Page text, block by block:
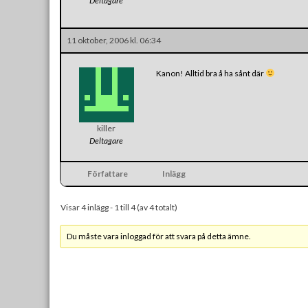
11 oktober, 2006 kl. 06:34
killer
Deltagare
Kanon! Alltid bra å ha sånt där
Författare Inlägg
Visar 4 inlägg - 1 till 4 (av 4 totalt)
Du måste vara inloggad för att svara på detta ämne.